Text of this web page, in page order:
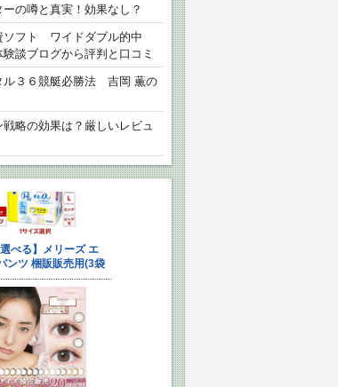
ーの噂と真実！効果なし？
ソフト ワイドダブル的中
談ブログから評判と口コミ
ル３６競艇必勝法 吉岡 薫の
略の効果は？厳しいレビュ